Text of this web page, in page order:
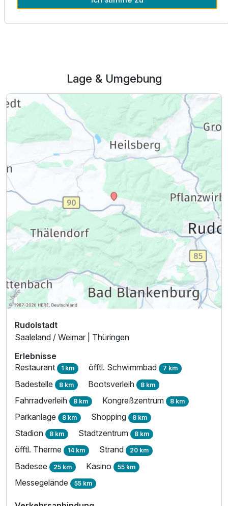
Ausstattung
p.P. ab 268,50 €
Doppelzimmer Klassik
2 Erwachsene
Ausstattung
Für 4 Tage p.P. ab
Doppelzimmer mit Balkon
Lage & Umgebung
Rudolstadt
Saaleland / Weimar | Thüringen
Erlebnisse
Restaurant 1 km öfftl. Schwimmbad 7 km
Badestelle 8 km Bootsverleih 8 km
Fahrradverleih 8 km Kongreßzentrum 8 km
Parkanlage 8 km Shopping 8 km
Stadion 8 km Stadtzentrum 8 km
öfftl. Therme 14 km Strand 20 km
Badesee 25 km Kasino 55 km
Messegelände 55 km